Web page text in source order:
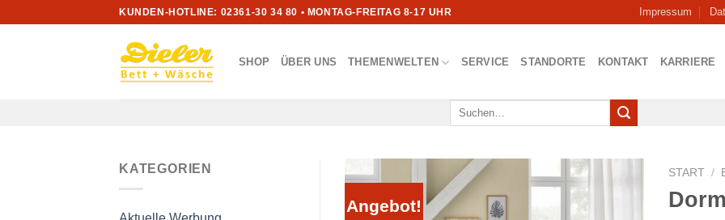
KUNDEN-HOTLINE: 02361-30 34 80 • MONTAG-FREITAG 8-17 UHR Impressum
SHOP ÜBER UNS THEMENWELTEN SERVICE STANDORTE KONTAKT KARRIERE
Suchen
KATEGORIEN
Angebot!
START /